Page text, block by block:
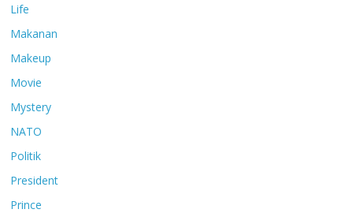
Life
Makanan
Makeup
Movie
Mystery
NATO
Politik
President
Prince